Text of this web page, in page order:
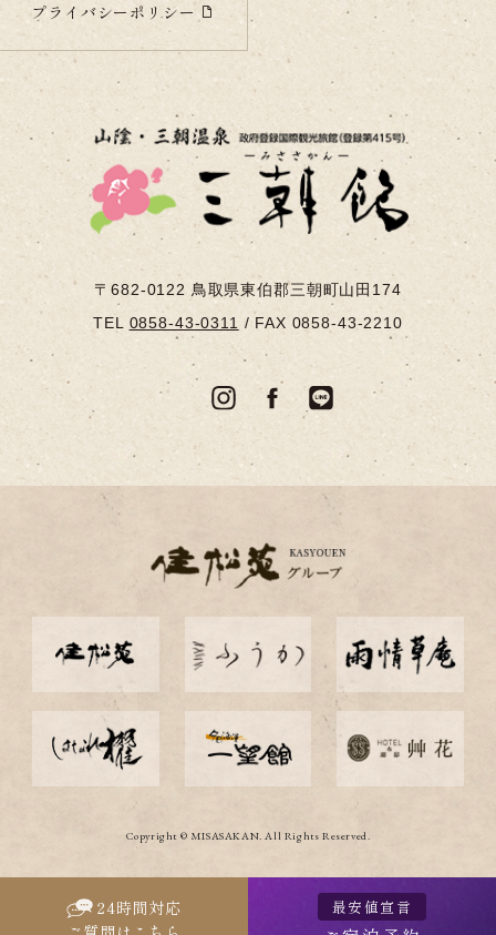
プライバシーポリシー
〒682-0122 鳥取県東伯郡三朝町山田174
TEL 0858-43-0311 /FAX 0858-43-2210
Copyright © MISASAKAN. All Rights Reserved.
24時間対応
最安値宣言